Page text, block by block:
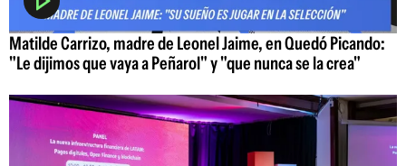
Matilde Carrizo, madre de Leonel Jaime, en Quedó Picando:
"Le dijimos que vaya a Peñarol" y "que nunca se la crea"